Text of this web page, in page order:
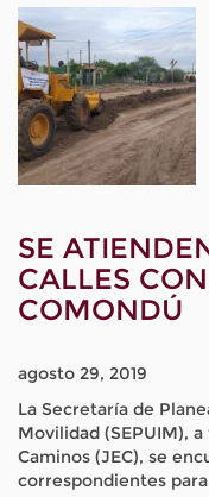
SE
CALLES
COMONDÚ
agosto 29, 2019
La Secretaría de
Movilidad (SEPUIM),
Caminos (JEC), se
correspondientes